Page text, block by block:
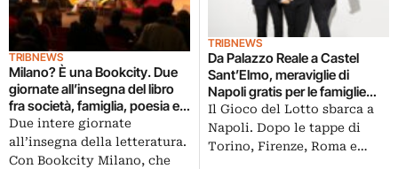
TRIBNEWS
Milano? È una Bookcity. Due
giornate all’insegna del libro
fra società, famiglia, poesia e
cucina. Nell’Auditorium Gioco
del Lotto, al Castello
Sforzesco
Due intere giornate
all’insegna della letteratura.
Con Bookcity Milano, che
TRIBNEWS
Da Palazzo Reale a Castel
Sant’Elmo, meraviglie di
Napoli gratis per le famiglie
con il Gioco del Lotto. E si
chiude con il concerto de Il
Volo
Il Gioco del Lotto sbarca a
Napoli. Dopo le tappe di
Torino, Firenze, Roma e…